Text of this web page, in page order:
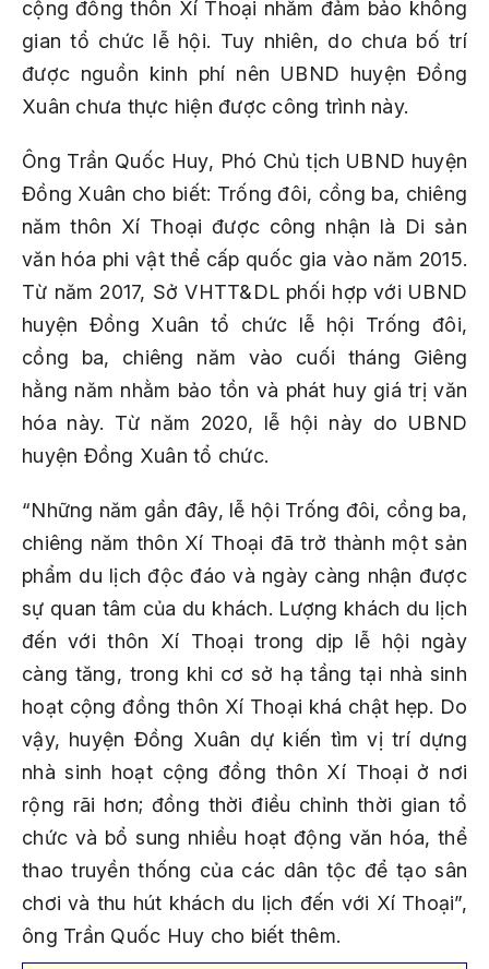
cộng đồng thôn Xí Thoại nhằm đảm bảo không
gian tổ chức lễ hội. Tuy nhiên, do chưa bố trí
được nguồn kinh phí nên UBND huyện Đồng
Xuân chưa thực hiện được công trình này.
Ông Trần Quốc Huy, Phó Chủ tịch UBND huyện
Đồng Xuân cho biết: Trống đôi, cồng ba, chiêng
năm thôn Xí Thoại được công nhận là Di sản
văn hóa phi vật thể cấp quốc gia vào năm 2015.
Từ năm 2017, Sở VHTT&DL phối hợp với UBND
huyện Đồng Xuân tổ chức lễ hội Trống đôi,
cồng ba, chiêng năm vào cuối tháng Giêng
hằng năm nhằm bảo tồn và phát huy giá trị văn
hóa này. Từ năm 2020, lễ hội này do UBND
huyện Đồng Xuân tổ chức.
“Những năm gần đây, lễ hội Trống đôi, cồng ba,
chiêng năm thôn Xí Thoại đã trở thành một sản
phẩm du lịch độc đáo và ngày càng nhận được
sự quan tâm của du khách. Lượng khách du lịch
đến với thôn Xí Thoại trong dịp lễ hội ngày
càng tăng, trong khi cơ sở hạ tầng tại nhà sinh
hoạt cộng đồng thôn Xí Thoại khá chật hẹp. Do
vậy, huyện Đồng Xuân dự kiến tìm vị trí dựng
nhà sinh hoạt cộng đồng thôn Xí Thoại ở nơi
rộng rãi hơn; đồng thời điều chỉnh thời gian tổ
chức và bổ sung nhiều hoạt động văn hóa, thể
thao truyền thống của các dân tộc để tạo sân
chơi và thu hút khách du lịch đến với Xí Thoại”,
ông Trần Quốc Huy cho biết thêm.